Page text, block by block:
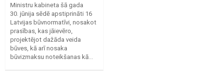
Ministru kabineta šā gada
30. jūnija sēdē apstiprināti 16
Latvijas būvnormatīvi, nosakot
prasības, kas jāievēro,
projektējot dažāda veida
būves, kā arī nosaka
būvizmaksu noteikšanas kā...